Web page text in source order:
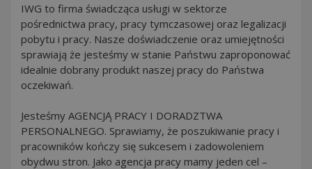
IWG to firma świadcząca usługi w sektorze
pośrednictwa pracy, pracy tymczasowej oraz legalizacji
pobytu i pracy. Nasze doświadczenie oraz umiejętności
sprawiają że jesteśmy w stanie Państwu zaproponować
idealnie dobrany produkt naszej pracy do Państwa
oczekiwań.
Jesteśmy AGENCJĄ PRACY I DORADZTWA
PERSONALNEGO. Sprawiamy, że poszukiwanie pracy i
pracowników kończy się sukcesem i zadowoleniem
obydwu stron. Jako agencja pracy mamy jeden cel –